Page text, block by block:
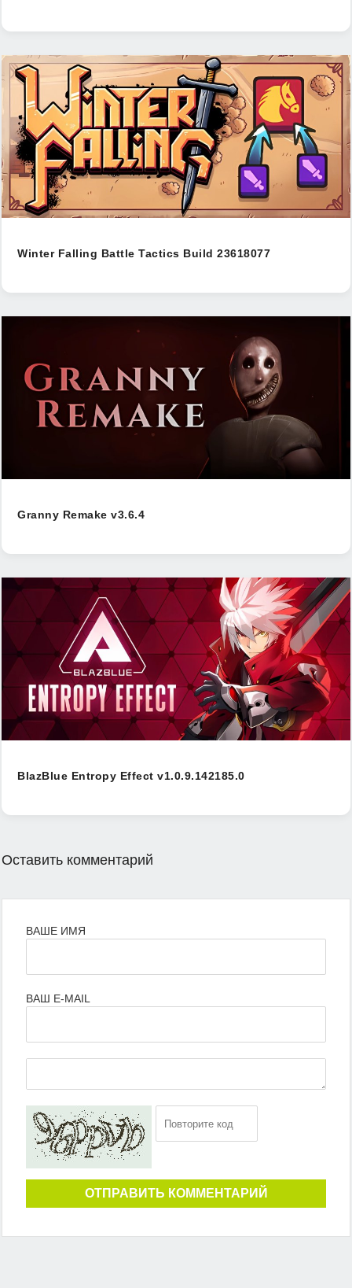
Winter Falling Battle Tactics Build 23618077
Granny Remake v3.6.4
BlazBlue Entropy Effect v1.0.9.142185.0
Оставить комментарий
ВАШЕ ИМЯ
ВАШ E-MAIL
ОТПРАВИТЬ КОММЕНТАРИЙ